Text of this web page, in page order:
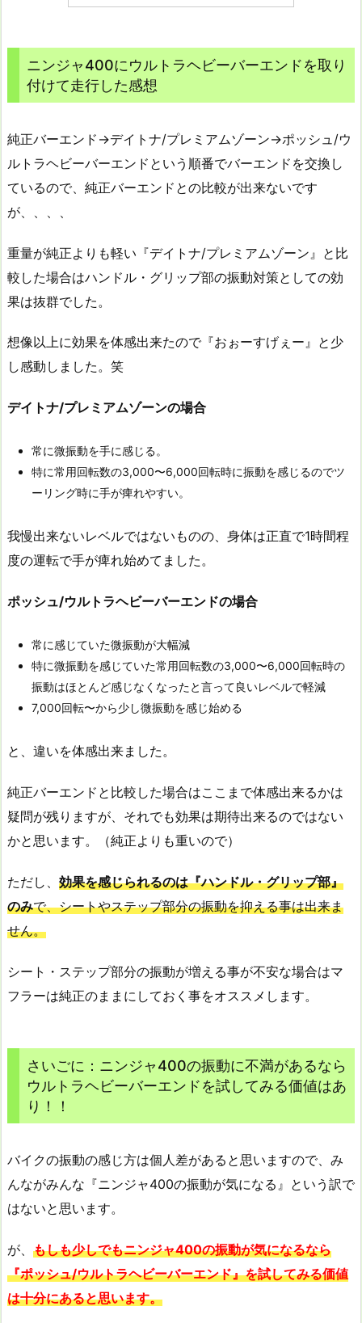
ニンジャ400にウルトラヘビーバーエンドを取り
付けて走行した感想
純正バーエンド→デイトナ/プレミアムゾーン→ポッシュ/ウ
ルトラヘビーバーエンドという順番でバーエンドを交換し
ているので、純正バーエンドとの比較が出来ないです
が、、、、
重量が純正よりも軽い『デイトナ/プレミアムゾーン』と比
較した場合はハンドル・グリップ部の振動対策としての効
果は抜群でした。
想像以上に効果を体感出来たので『おぉーすげぇー』と少
し感動しました。笑
デイトナ/プレミアムゾーンの場合
常に微振動を手に感じる。
特に常用回転数の3,000〜6,000回転時に振動を感じるのでツ
ーリング時に手が痺れやすい。
我慢出来ないレベルではないものの、身体は正直で1時間程
度の運転で手が痺れ始めてました。
ポッシュ/ウルトラヘビーバーエンドの場合
常に感じていた微振動が大幅減
特に微振動を感じていた常用回転数の3,000〜6,000回転時の
振動はほとんど感じなくなったと言って良いレベルで軽減
7,000回転〜から少し微振動を感じ始める
と、違いを体感出来ました。
純正バーエンドと比較した場合はここまで体感出来るかは
疑問が残りますが、それでも効果は期待出来るのではない
かと思います。（純正よりも重いので）
ただし、 効果を感じられるのは『ハンドル・グリップ部』
のみで、シートやステップ部分の振動を抑える事は出来ま
せん。
シート・ステップ部分の振動が増える事が不安な場合はマ
フラーは純正のままにしておく事をオススメします。
さいごに：ニンジャ400の振動に不満があるなら
ウルトラヘビーバーエンドを試してみる価値はあ
り！！
バイクの振動の感じ方は個人差があると思いますので、み
んながみんな『ニンジャ400の振動が気になる』という訳で
はないと思います。
が、 もしも少しでもニンジャ400の振動が気になるなら
『ポッシュ/ウルトラヘビーバーエンド』を試してみる価値
は十分にあると思います。